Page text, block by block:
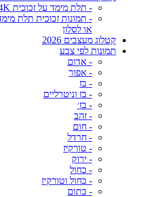
- תלת מימד על זכוכית 4K
- תמונות זכוכית תלת
או לסלון
קטלוג מעצבים 2026
תמונות לפי צבע
- אדום
- אפור
- בז
- בז וניטרליים
- בז׳
- זהב
- חום
- חרדל
- טורקיז
- ירוק
- כחול
- כחול וטורקיז
- כתום